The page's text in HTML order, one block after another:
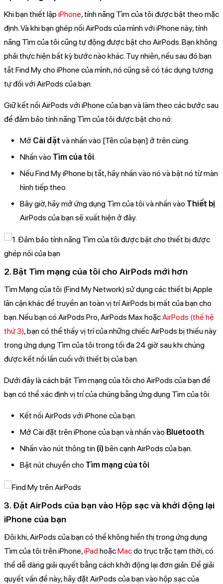
Khi bạn thiết lập iPhone, tính năng Tìm của tôi được bật theo mặc
định. Và khi bạn ghép nối AirPods của mình với iPhone này, tính
năng Tìm của tôi cũng tự động được bật cho AirPods. Bạn không
phải thực hiện bất kỳ bước nào khác. Tuy nhiên, nếu sau đó bạn
tắt Find My cho iPhone của mình, nó cũng sẽ có tác dụng tương
tự đối với AirPods của bạn.
Giữ kết nối AirPods với iPhone của bạn và làm theo các bước sau
để đảm bảo tính năng Tìm của tôi được bật cho nó:
Mở Cài đặt và nhấn vào [Tên của bạn] ở trên cùng.
Nhấn vào Tìm của tôi.
Nếu Find My iPhone bị tắt, hãy nhấn vào nó và bật nó từ màn
hình tiếp theo.
Bây giờ, hãy mở ứng dụng Tìm của tôi và nhấn vào Thiết bị.
AirPods của bạn sẽ xuất hiện ở đây.
2. Bật Tìm mạng của tôi cho AirPods mới hơn
Tìm Mạng của tôi (Find My Network) sử dụng các thiết bị Apple
lân cận khác để truyền an toàn vị trí AirPods bị mất của bạn cho
bạn. Nếu bạn có AirPods Pro, AirPods Max hoặcAirPods (thế hệ
thứ 3), bạn có thể thấy vị trí của những chiếc AirPods bị thiếu này
trong ứng dụng Tìm của tôi trong tối đa 24 giờ sau khi chúng
được kết nối lần cuối với thiết bị của bạn.
Dưới đây là cách bật Tìm mạng của tôi cho AirPods của bạn để
bạn có thể xác định vị trí của chúng bằng ứng dụng Tìm của tôi:
Kết nối AirPods với iPhone của bạn.
Mở Cài đặt trên iPhone của bạn và nhấn vào Bluetooth.
Nhấn vào nút thông tin (i) bên cạnh AirPods của bạn.
Bật nút chuyển cho Tìm mạng của tôi.
3. Đặt AirPods của bạn vào Hộp sạc và khởi động lại
iPhone của bạn
Đôi khi, AirPods của bạn có thể không hiển thị trong ứng dụng
Tìm của tôi trên iPhone,iPadhoặcMacdo trục trặc tạm thời, có
thể dễ dàng giải quyết bằng cách khởi động lại đơn giản. Để giải
quyết vấn đề này, hãy đặt AirPods của bạn vào hộp sạc của